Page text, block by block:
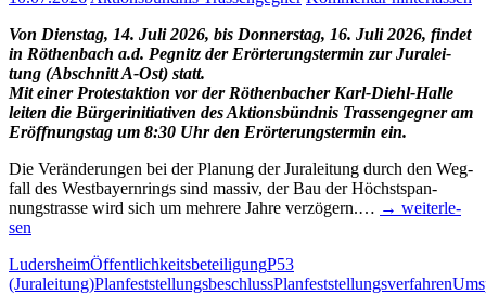
Von Diens­tag, 14. Juli 2026, bis Don­ners­tag, 16. Juli 2026, fin­det
in Röthen­bach a.d. Peg­nitz der Erör­te­rungs­ter­min zur Jura­lei­
tung (Abschnitt A‑Ost) statt.
Mit einer Pro­test­ak­ti­on vor der Röthen­ba­cher Karl-Diehl-Hal­­le
lei­ten die Bür­ger­initia­ti­ven des Akti­ons­bünd­nis Tras­sen­geg­ner am
Eröff­nungs­tag um 8:30 Uhr den Erör­te­rungs­ter­min ein.
Die Ver­än­de­run­gen bei der Pla­nung der Jura­lei­tung durch den Weg­
fall des West­bay­ern­rings sind mas­siv, der Bau der Höchst­span­
nungstras­se wird sich um meh­re­re Jah­re ver­zö­gern.… → wei­ter­le­
sen
LudersheimÖffentlichkeitsbeteiligungP53
(Juraleitung)PlanfeststellungsbeschlussPlanfeststellungsverfahren